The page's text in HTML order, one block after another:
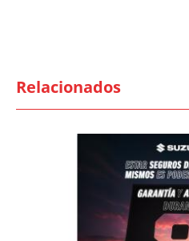
Relacionados